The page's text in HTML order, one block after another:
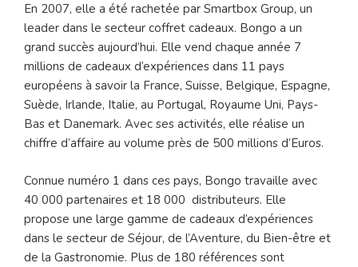
En 2007, elle a été rachetée par Smartbox Group, un
leader dans le secteur coffret cadeaux. Bongo a un
grand succès aujourd’hui. Elle vend chaque année 7
millions de cadeaux d’expériences dans 11 pays
européens à savoir la France, Suisse, Belgique, Espagne,
Suède, Irlande, Italie, au Portugal, Royaume Uni, Pays-
Bas et Danemark. Avec ses activités, elle réalise un
chiffre d’affaire au volume près de 500 millions d’Euros.
Connue numéro 1 dans ces pays, Bongo travaille avec
40 000 partenaires et 18 000 distributeurs. Elle
propose une large gamme de cadeaux d’expériences
dans le secteur de Séjour, de l’Aventure, du Bien-être et
de la Gastronomie. Plus de 180 références sont